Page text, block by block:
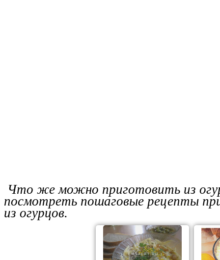
Что же можно приготовить из
посмотреть пошаговые рецепты
из огурцов.